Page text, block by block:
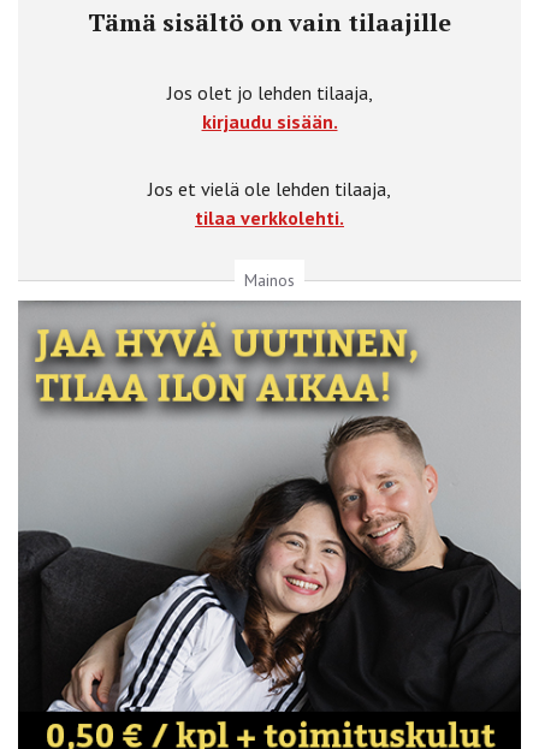
Tämä sisältö on vain tilaajille
Jos olet jo lehden tilaaja,
kirjaudu sisään.
Jos et vielä ole lehden tilaaja,
tilaa verkkolehti.
Mainos